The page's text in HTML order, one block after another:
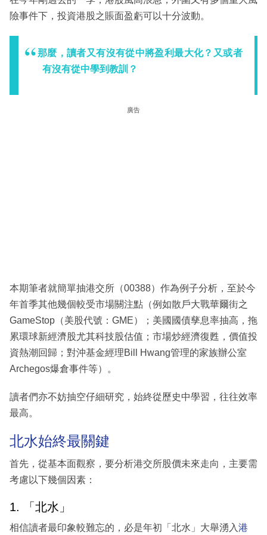
險事件下，投資港股之賬面盈虧可以十分波動。
那麼，讀者又有沒有從中將盈利最大化？又或者
有沒有從中學到教訓？
廣告
本期筆者就簡單抽港交所（00388）作為例子分析，至於今
年首季其他幾個較受市場關注點（例如散戶大戰華爾街之
GameStop（美股代號：GME）；美國國債孳息率抽高，拖
累環球新經濟股尤其科技股估值；市場炒經濟復甦，價值投
資熱潮回歸；對沖基金經理Bill Hwang管理的家族辦公室
Archegos爆倉事件等）。
讀者們亦不妨抽空仔細研究，始終從歷史中學習，往往效率
最高。
北水始終最關鍵
首先，從基本面觀察，要分析港交所股價未來走向，主要需
考慮以下幾個因素：
1. 「北水」
相信讀者最印象較難忘的，必是年初「北水」大舉湧入港